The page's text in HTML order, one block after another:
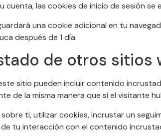
cuenta, las cookies de inicio de sesión se
una cookie adicional en tu
después de 1 día.
de otros sitios
sitio pueden incluir contenido
de la misma manera que si el visitante
ti, utilizar cookies, incrustar un
tu interacción con el contenido